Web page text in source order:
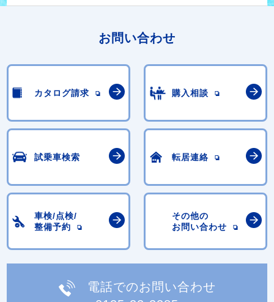
お問い合わせ
カタログ請求 購入相談
試乗車検索 転居連絡
車検/点検/
整備予約
その他の
お問い合わせ
電話でのお問い合わせ